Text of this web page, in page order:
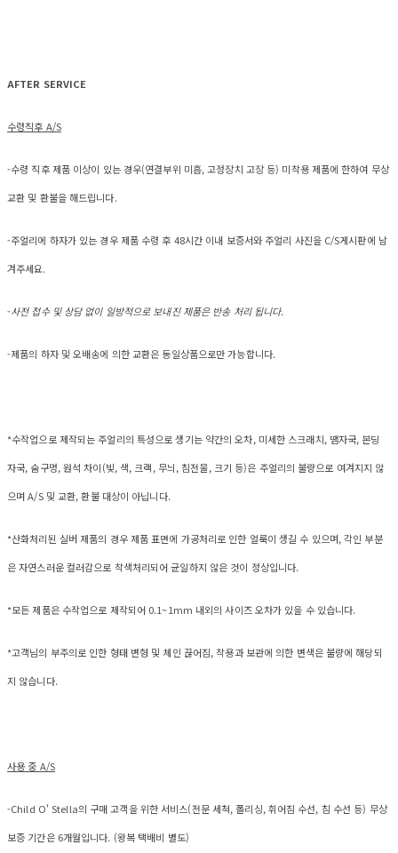
AFTER SERVICE
수령직후 A/S
-수령 직후 제품 이상이 있는 경우(연결부위 미흡, 고정장치 고장 등) 미착용 제품에 한하여 무상
교환 및 환불을 해드립니다.
-주얼리에 하자가 있는 경우 제품 수령 후 48시간 이내 보증서와 주얼리 사진을 C/S게시판에 남
겨주세요.
-사전 접수 및 상담 없이 일방적으로 보내진 제품은 반송 처리 됩니다.
-제품의 하자 및 오배송에 의한 교환은 동일상품으로만 가능합니다.
*수작업으로 제작되는 주얼리의 특성으로 생기는 약간의 오차, 미세한 스크래치, 땜자국, 본딩
자국, 숨구멍, 원석 차이(빛, 색, 크랙, 무늬, 침전물, 크기 등)은 주얼리의 불량으로 여겨지지 않
으며 A/S 및 교환, 환불 대상이 아닙니다.
*산화처리된 실버 제품의 경우 제품 표면에 가공처리로 인한 얼룩이 생길 수 있으며, 각인 부분
은 자연스러운 컬러감으로 착색처리되어 균일하지 않은 것이 정상입니다.
*모든 제품은 수작업으로 제작되어 0.1~1mm 내외의 사이즈 오차가 있을 수 있습니다.
*고객님의 부주의로 인한 형태 변형 및 체인 끊어짐, 착용과 보관에 의한 변색은 불량에 해당되
지 않습니다.
사용 중 A/S
-Child O' Stella의 구매 고객을 위한 서비스(전문 세척, 폴리싱, 휘어짐 수선, 침 수선 등) 무상
보증 기간은 6개월입니다. (왕복 택배비 별도)